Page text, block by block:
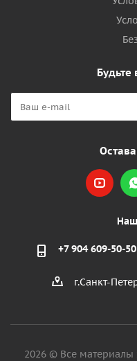
Будьте
+7 904 609-50-50
г.Санкт-
2026 © Все